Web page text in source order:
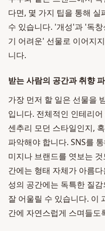
다면, 몇 가지 팁을 통해
수 있습니다. '개성'과 '독
기 어려운' 선물로 이어지
니다.
받는 사람의 공간과 취향
가장 먼저 할 일은 선물을
입니다. 전체적인 인테리
센추리 모던 스타일인지,
파악해야 합니다. SNS를
미지나 브랜드를 엿보는
간에는 형태 자체가 아름
성의 공간에는 독특한 질
잘 어울릴 수 있습니다. 이
간에 자연스럽게 스며들도